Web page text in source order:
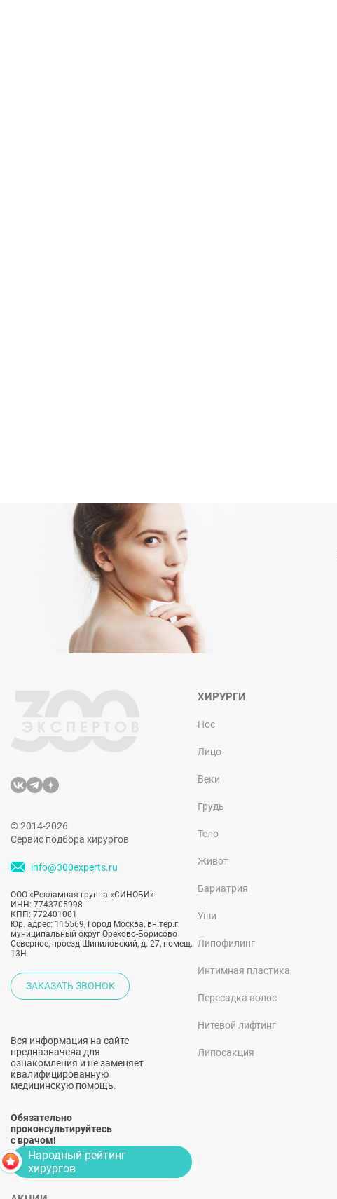
© 2014-2026
Сервис подбора хирургов
info@300experts.ru
ООО «Рекламная группа «СИНОБИ»
ИНН: 7743705998
КПП: 772401001
Юр. адрес: 115569, Город Москва, вн.тер.г.
муниципальный округ Орехово-Борисово
Северное, проезд Шипиловский, д. 27, помещ.
13Н
ЗАКАЗАТЬ ЗВОНОК
Вся информация на сайте
предназначена для
ознакомления и не заменяет
квалифицированную
медицинскую помощь.
Обязательно
проконсультируйтесь
с врачом!
ХИРУРГИ
Нос
Лицо
Веки
Грудь
Тело
Живот
Бариатрия
Уши
Липофилинг
Интимная пластика
Пересадка волос
Нитевой лифтинг
Липосакция
Народный рейтинг
хирургов